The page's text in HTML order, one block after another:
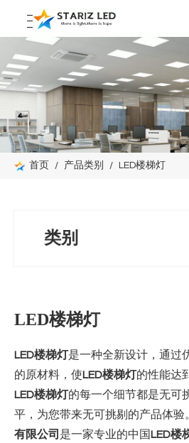
首页 / 产品类别 / LED楼梯灯
类别
LED楼梯灯
LED楼梯灯是一种全新设计，通过
的原材料，使LED楼梯灯的性能达
LED楼梯灯的每一个细节都是无可
平，为您带来无可挑剔的产品体验
有限公司 是一家专业的中国 LED楼